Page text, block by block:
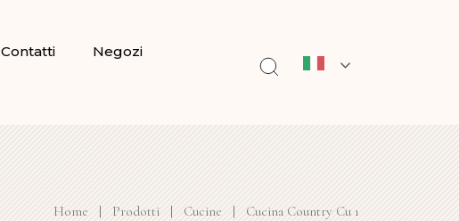
Contatti Negozi
Home | Prodotti | Cucine | Cucina Country Cu 1